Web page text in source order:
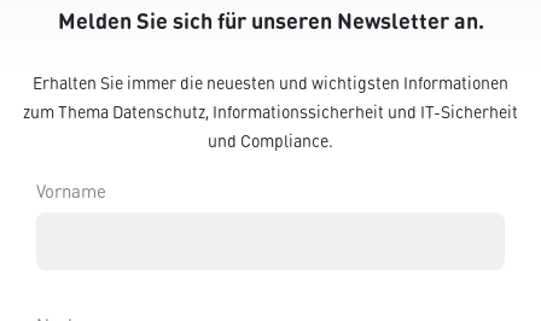
Melden Sie sich für unseren Newsletter an.
Erhalten Sie immer die neuesten und wichtigsten Informationen
zum Thema Datenschutz, Informationssicherheit und IT-Sicherheit
und Compliance.
Vorname